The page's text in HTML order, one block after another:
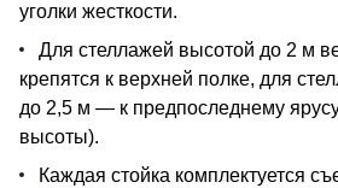
уголки жесткости.
Для стеллажей высотой до 2 м
крепятся к верхней полке, для
до 2,5 м — к предпоследнему
высоты).
Каждая стойка комплектуется